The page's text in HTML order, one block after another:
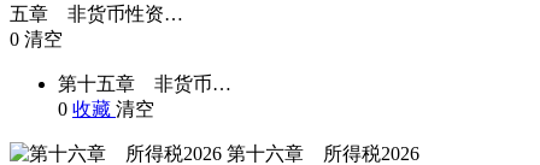
五章 非货币性资…
0 清空
第十五章 非货币…
0 收藏 清空
第十六章 所得税2026